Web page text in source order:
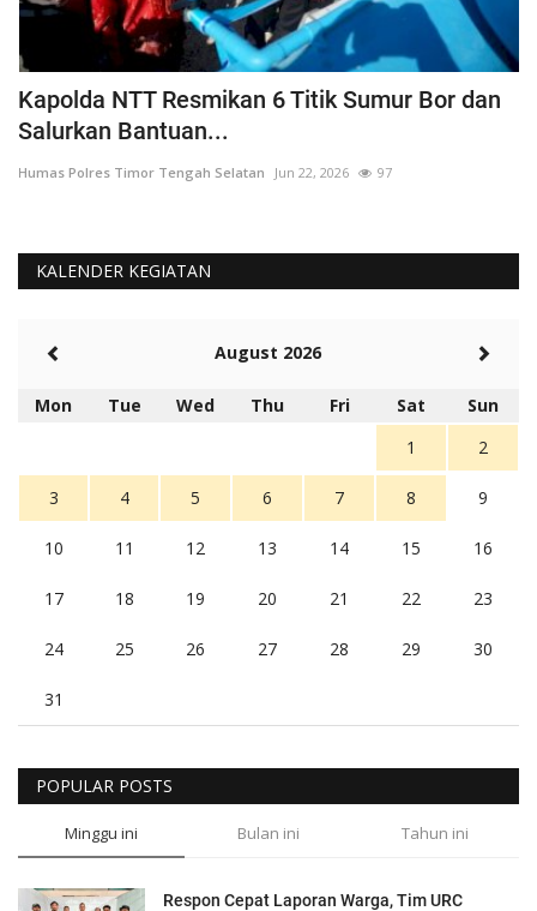
Kapolda NTT Resmikan 6 Titik Sumur Bor dan
Salurkan Bantuan...
Humas Polres Timor Tengah Selatan Jun 22, 2026 97
KALENDER KEGIATAN
August 2026
Mon Tue Wed Thu Fri Sat
Sun
1
2
3 4 5 6 7 8 9
10 11 12 13 14 15 16
17 18 19 20 21 22 23
24 25 26 27 28 29 30
31
POPULAR POSTS
Minggu ini Bulan ini Tahun ini
Respon Cepat Laporan Warga, Tim URC